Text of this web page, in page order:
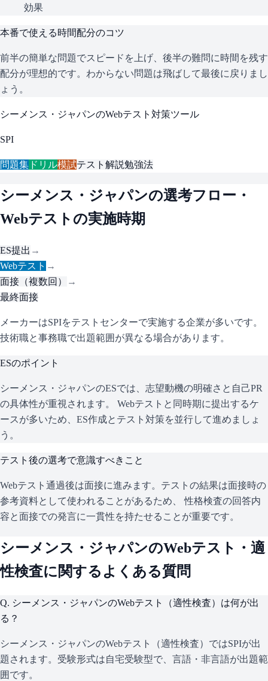
効果
本番で使える時間配分のコツ
前半の簡単な問題でスピードを上げ、後半の難問に時間を残す
配分が理想的です。わからない問題は飛ばして最後に戻りまし
ょう。
シーメンス・ジャパンのWebテスト対策ツール
SPI
問題集 ドリル模試テスト解説勉強法
シーメンス・ジャパンの選考フロー・
Webテストの実施時期
ES提出 →
Webテスト →
面接（複数回）
→
最終面接
メーカーはSPIをテストセンターで実施する企業が多いです。
技術職と事務職で出題範囲が異なる場合があります。
ESのポイント
シーメンス・ジャパンのESでは、志望動機の明確さと自己PR
の具体性が重視されます。 Webテストと同時期に提出するケ
ースが多いため、ES作成とテスト対策を並行して進めましょ
う。
テスト後の選考で意識すべきこと
Webテスト通過後は面接に進みます。テストの結果は面接時の
参考資料として使われることがあるため、 性格検査の回答内
容と面接での発言に一貫性を持たせることが重要です。
シーメンス・ジャパンのWebテスト・適
性検査に関するよくある質問
Q. シーメンス・ジャパンのWebテスト（適性検査）は何が出
る？
シーメンス・ジャパンのWebテスト（適性検査）ではSPIが出
題されます。受験形式は自宅受験型で、言語・非言語が出題範
囲です。